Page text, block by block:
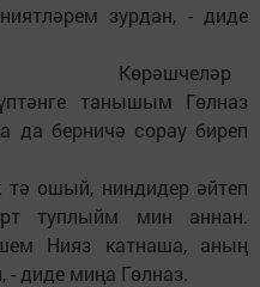
зурдан, - диде
Көрәшчеләр
танышым Гөлназ
да берничә сорау биреп
тә ошый, ниндидер әйтеп
туплыйм мин аннан.
Нияз катнаша, аның
диде миңа Гөлназ.